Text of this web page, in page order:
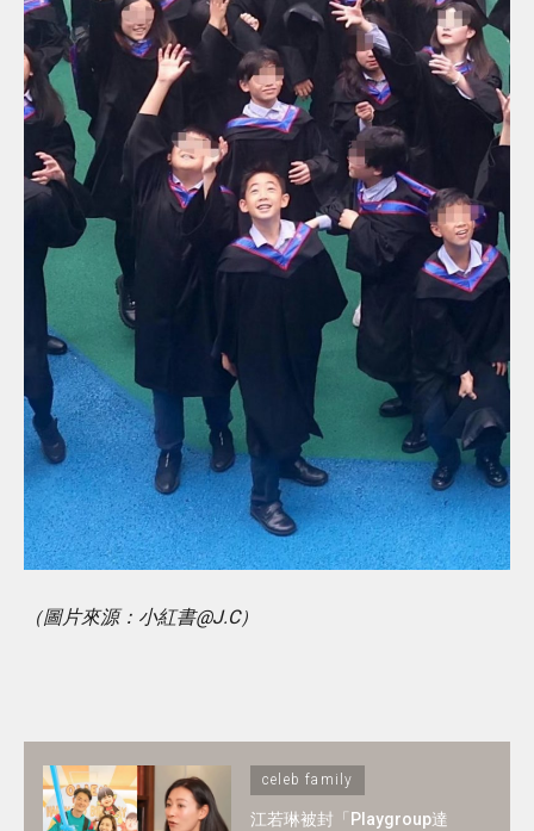
（圖片來源：小紅書@J.C）
celeb family
江若琳被封「Playgroup達